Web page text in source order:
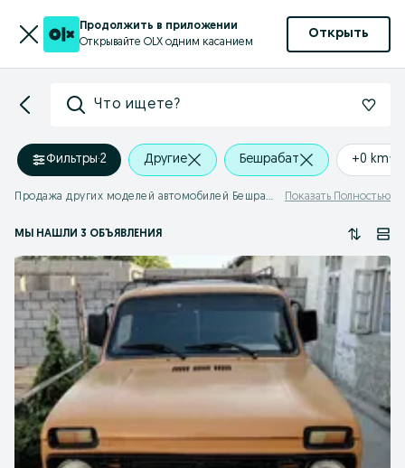
Продолжить в приложении
Открывайте OLX одним касанием
Открыть
Что ищете?
Фильтры·2 Другие Бешрабат +0 km
Продажа других моделей автомобилей Бешрабат Показать Полностью
МЫ НАШЛИ 3 ОБЪЯВЛЕНИЯ